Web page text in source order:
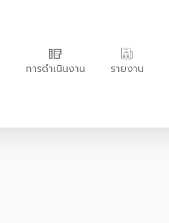
การดำเนินงาน รายงาน